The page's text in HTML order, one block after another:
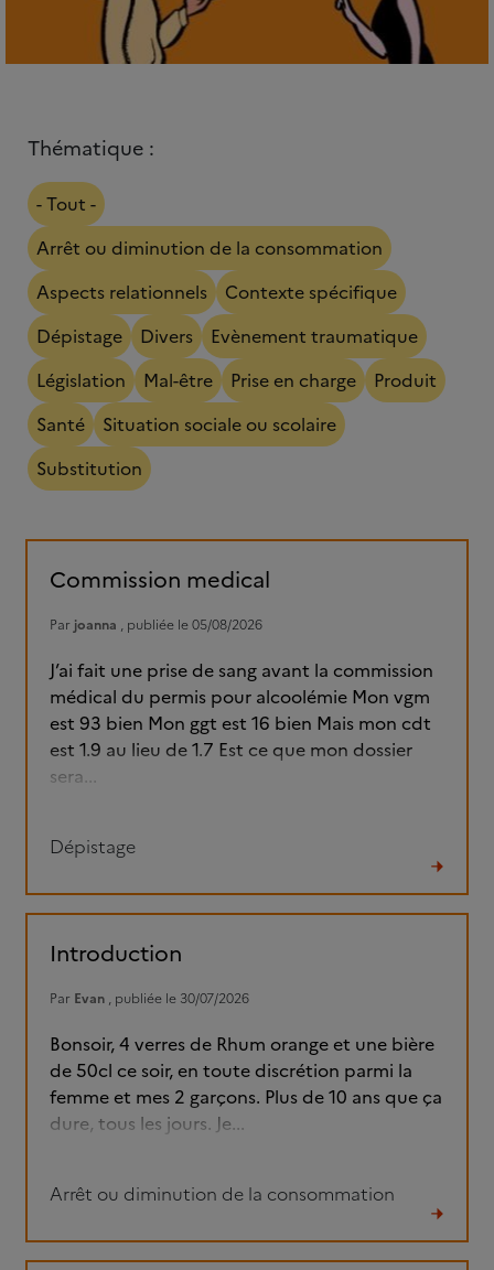
Thématique :
- Tout -
Arrêt ou diminution de la consommation
Aspects relationnels
Contexte spécifique
Dépistage
Divers
Evènement traumatique
Législation
Mal-être Prise en charge
Produit
Santé
Situation sociale ou scolaire
Substitution
Commission medical
Par joanna , publiée le 05/08/2026
J’ai fait une prise de sang avant la commission
médical du permis pour alcoolémie Mon vgm
est 93 bien Mon ggt est 16 bien Mais mon cdt
est 1.9 au lieu de 1.7 Est ce que mon dossier
sera...
Dépistage
le
Introduction
Par Evan , publiée le 30/07/2026
Bonsoir, 4 verres de Rhum orange et une bière
de 50cl ce soir, en toute discrétion parmi la
femme et mes 2 garçons. Plus de 10 ans que ça
dure, tous les jours. Je...
Arrêt ou diminution de la consommation
le